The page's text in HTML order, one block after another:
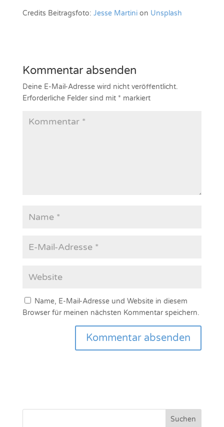
Credits Beitragsfoto: Jesse Martinion Unsplash
Kommentar absenden
Deine E-Mail-Adresse wird nicht veröffentlicht.
Erforderliche Felder sind mit * markiert
Name, E-Mail-Adresse und Website in diesem
Browser für meinen nächsten Kommentar speichern.
Suchen